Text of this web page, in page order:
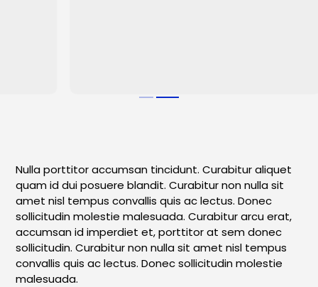
Nulla porttitor accumsan tincidunt. Curabitur aliquet
quam id dui posuere blandit. Curabitur non nulla sit
amet nisl tempus convallis quis ac lectus. Donec
sollicitudin molestie malesuada. Curabitur arcu erat,
accumsan id imperdiet et, porttitor at sem donec
sollicitudin. Curabitur non nulla sit amet nisl tempus
convallis quis ac lectus. Donec sollicitudin molestie
malesuada.